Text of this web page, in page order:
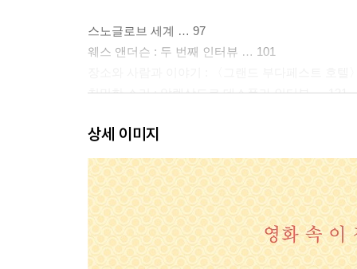
스노글로브 세계 … 97
웨스 앤더슨 : 두 번째 인터뷰 … 101
친밀한 소리 : 알렉상드르 데스플라 인터뷰 … 131
기차를 계속 달리게 하기 : 아담 슈토크하우젠 인
알곤퀸 호텔에서 … 171
웨스 앤더슨 : 세 번째 인터뷰 … 175
어제의 세계들 by 알리 아리칸 … 207
슈테판 츠바이크 : 발췌 … 215
완전히 다른 요소 : 로버트 D. 예먼 인터뷰 … 227
상세 이미지